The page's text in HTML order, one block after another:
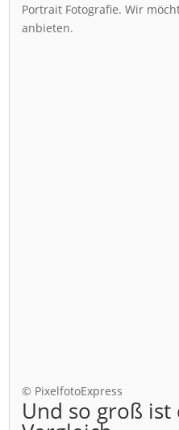
Portrait Fotografie. Wir
anbieten.
© PixelfotoExpress
Und so groß